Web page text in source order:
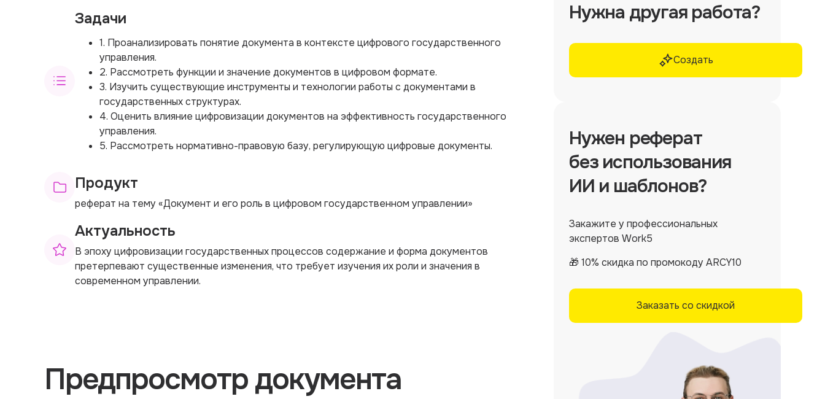
Задачи
1. Проанализировать понятие документа в контексте цифрового государственного
управления.
2. Рассмотреть функции и значение документов в цифровом формате.
3. Изучить существующие инструменты и технологии работы с документами в
государственных структурах.
4. Оценить влияние цифровизации документов на эффективность государственного
управления.
5. Рассмотреть нормативно-правовую базу, регулирующую цифровые документы.
Продукт
реферат на тему «Документ и его роль в цифровом государственном управлении»
Актуальность
В эпоху цифровизации государственных процессов содержание и форма документов
претерпевают существенные изменения, что требует изучения их роли и значения в
современном управлении.
Предпросмотр документа
Нужна другая работа?
Создать
Нужен реферат
без использования
ИИ и шаблонов?
Закажите у профессиональных
экспертов Work5
🎁 10% скидка по промокоду ARCY10
Заказать со скидкой